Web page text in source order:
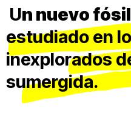
Un nuevo fósil
estudiado en
inexplorados
sumergida.